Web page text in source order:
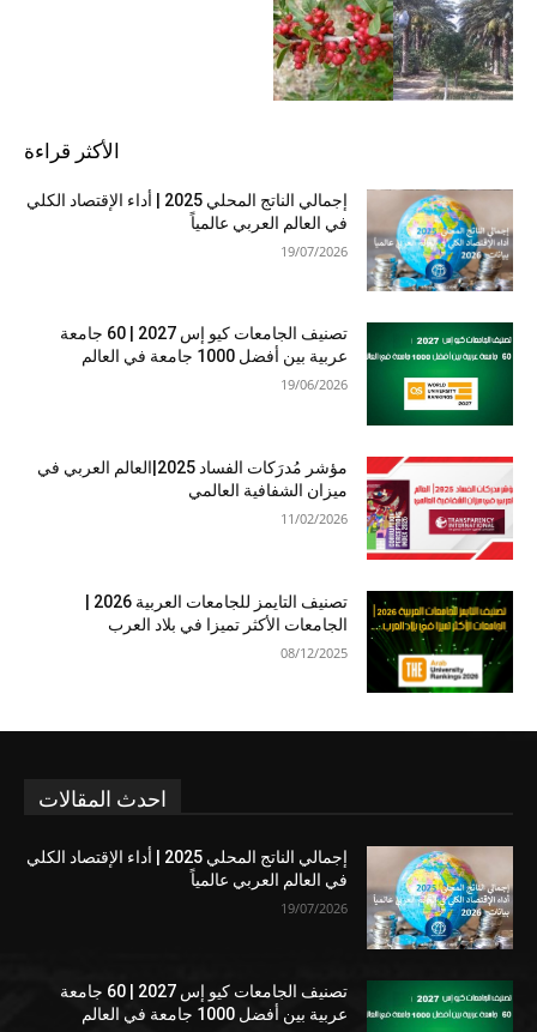
الأكثر قراءة
إجمالي الناتج المحلي 2025 | أداء الإقتصاد الكلي
في العالم العربي عالمياً
19/07/2026
تصنيف الجامعات كيو إس 2027 | 60 جامعة
عربية بين أفضل 1000 جامعة في العالم
19/06/2026
مؤشر مُدرَكات الفساد 2025|العالم العربي في
ميزان الشفافية العالمي
11/02/2026
الجامعات الأكثر تميزا في بلاد العرب
08/12/2025
احدث المقالات
إجمالي الناتج المحلي 2025 | أداء الإقتصاد الكلي
في العالم العربي عالمياً
19/07/2026
تصنيف الجامعات كيو إس 2027 | 60 جامعة
عربية بين أفضل 1000 جامعة في العالم